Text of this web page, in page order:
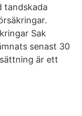
tandskada
Sak
senast 30
är ett